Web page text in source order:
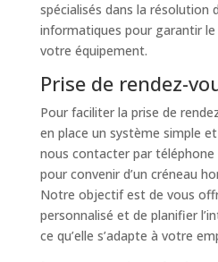
spécialisés dans la résolution
informatiques pour garantir
votre équipement.
Prise de rendez-
Pour faciliter la prise de
en place un système simple
nous contacter par
pour convenir d’un créneau
Notre objectif est de vous
personnalisé et de planifier
ce qu’elle s’adapte à votre